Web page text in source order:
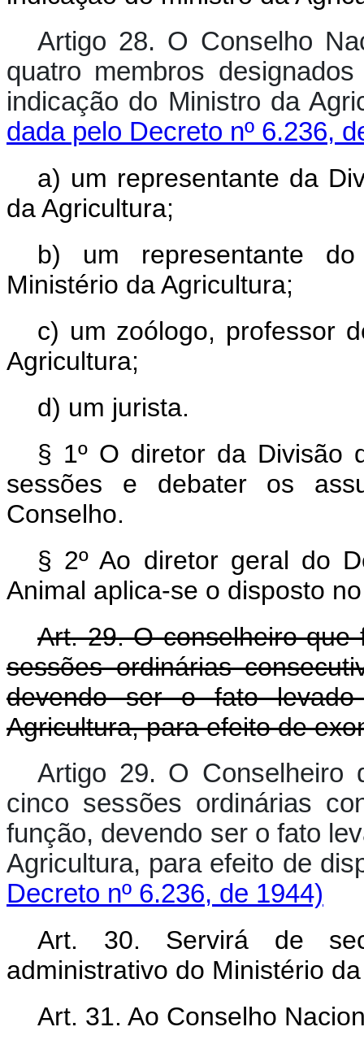
Artigo 28. O Conselho
quatro membros
indicação do Ministro
dada pelo Decreto nº 6.236,
a) um representante da
da Agricultura;
b) um representante
Ministério da Agricultura;
c) um zoólogo, professor
Agricultura;
d) um jurista.
§ 1º O diretor da Divisão
sessões e debater os
Conselho.
§ 2º Ao diretor geral do
Animal aplica-se o disposto
Art. 29. O conselheiro que
sessões ordinárias
devendo ser o fato
Agricultura, para efeito de
Artigo 29. O Conselheiro
cinco sessões ordinárias
função, devendo ser o fato
Agricultura, para efeito
Decreto nº 6.236, de 1944)
Art. 30. Servirá de
administrativo do Ministério
Art. 31. Ao Conselho